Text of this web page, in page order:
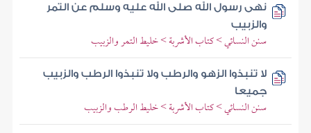
نهى رسول الله صلى الله عليه وسلم عن التمر
والزبيب
سنن النسائي > كتاب الأشربة > خليط التمر والزبيب
لا تنبذوا الزهو والرطب ولا تنبذوا الرطب والزبيب
جميعا
سنن النسائي > كتاب الأشربة > خليط الرطب والزبيب